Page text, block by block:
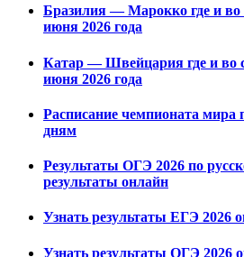
Бразилия — Марокко где и во
июня 2026 года
Катар — Швейцария где и во
июня 2026 года
Расписание чемпионата мира
дням
Результаты ОГЭ 2026 по
результаты онлайн
Узнать результаты ЕГЭ 2026
Узнать результаты ОГЭ 2026